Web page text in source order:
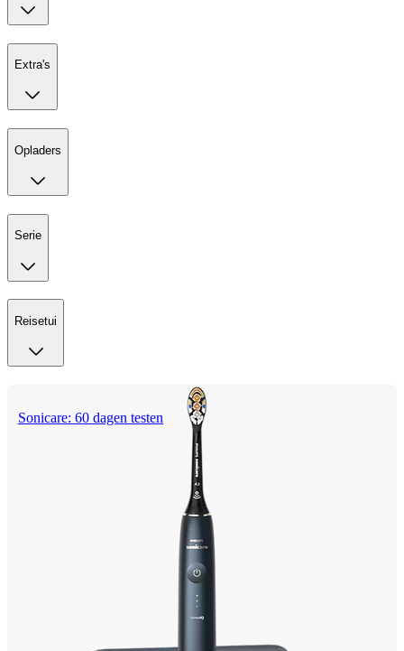
Extra's
Opladers
Serie
Reisetui
Sonicare: 60 dagen testen